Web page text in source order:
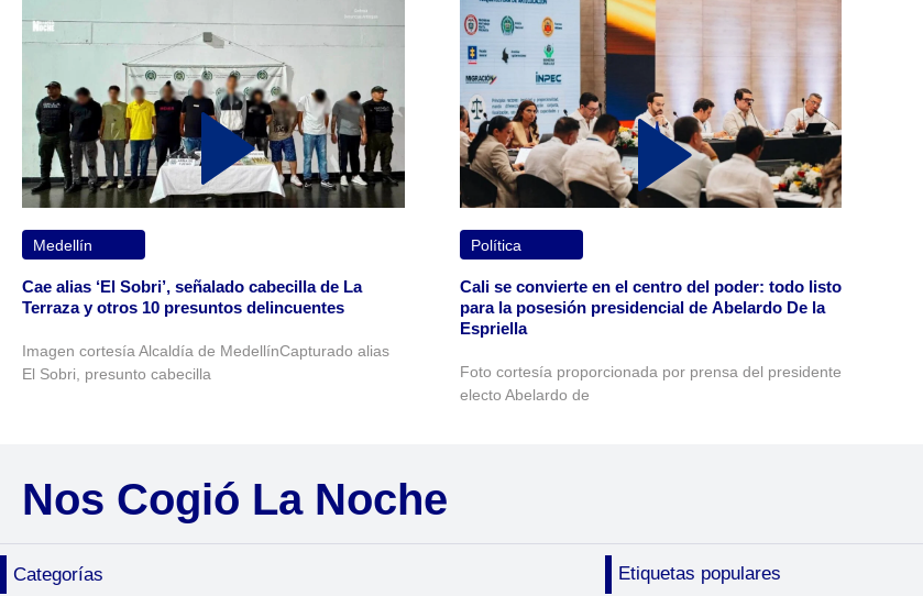
Medellín
Cae alias ‘El Sobri’, señalado cabecilla de La
Terraza y otros 10 presuntos delincuentes
Imagen cortesía Alcaldía de MedellínCapturado alias
El Sobri, presunto cabecilla
Política
Cali se convierte en el centro del poder: todo listo
para la posesión presidencial de Abelardo De la
Espriella
Foto cortesía proporcionada por prensa del presidente
electo Abelardo de
Nos Cogió La Noche
Categorías Etiquetas populares